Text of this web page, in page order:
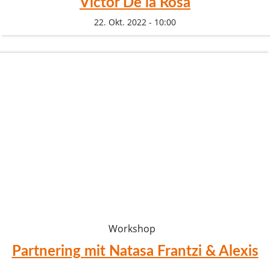
22. Okt. 2022 - 10:00
Workshop
Partnering mit Natasa Frantzi & Alexis